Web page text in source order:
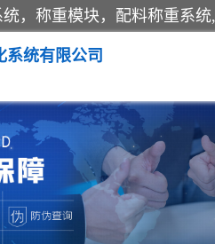
系统有限公司